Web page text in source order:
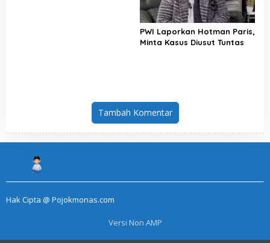
PWI Laporkan Hotman Paris,
Minta Kasus Diusut Tuntas
Tambah Komentar
Hak Cipta @ Pojokmonas.com
Versi Non AMP